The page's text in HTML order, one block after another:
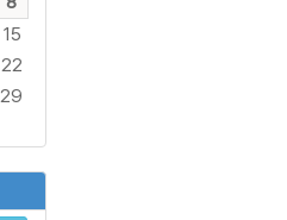
15
22
29